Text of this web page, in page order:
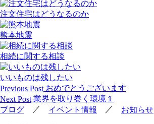
注文住宅はどうなるのか
熊本地震
相続に関する相談
いいものは残したい
投
稿
ナ
Previous Post おめでとうございます
Next Post 業界を取り巻く環境１
ブログ ／ イベント情報 ／ お知らせ